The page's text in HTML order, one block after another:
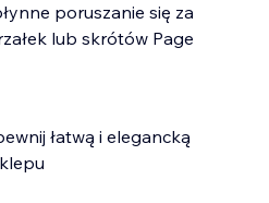
poruszanie się za
lub skrótów Page
łatwą i elegancką